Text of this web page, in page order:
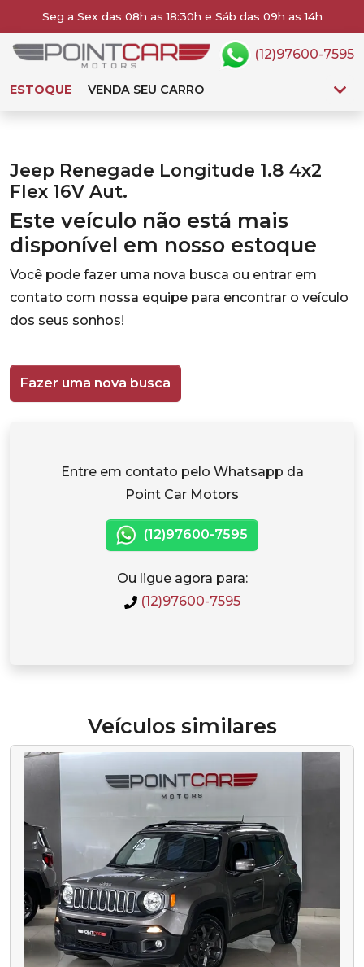
Seg a Sex das 08h as 18:30h e Sáb das 09h as 14h
ESTOQUE VENDA SEU CARRO
(12)97600-7595
Jeep Renegade Longitude 1.8 4x2
Flex 16V Aut.
Este veículo não está mais
disponível em nosso estoque
Você pode fazer uma nova busca ou entrar em
contato com nossa equipe para encontrar o veículo
dos seus sonhos!
Fazer uma nova busca
Entre em contato pelo Whatsapp da
Point Car Motors
(12)97600-7595
Ou ligue agora para:
(12)97600-7595
Veículos similares